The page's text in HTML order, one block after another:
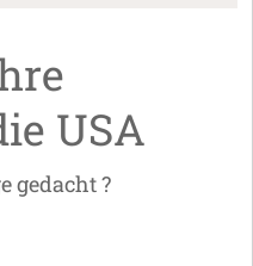
USA
gedacht ?